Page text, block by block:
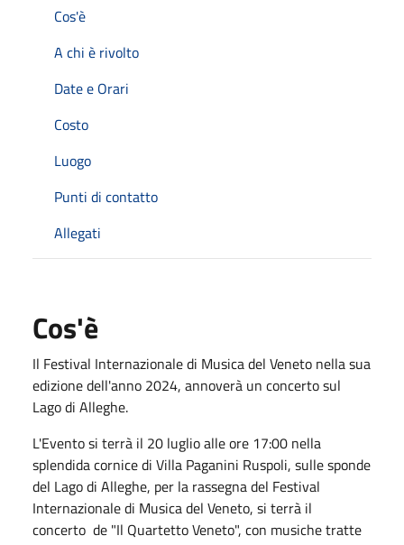
Cos'è
A chi è rivolto
Date e Orari
Costo
Luogo
Punti di contatto
Allegati
Cos'è
Il Festival Internazionale di Musica del Veneto nella sua
edizione dell'anno 2024, annoverà un concerto sul
Lago di Alleghe.
L'Evento si terrà il 20 luglio alle ore 17:00 nella
splendida cornice di Villa Paganini Ruspoli, sulle sponde
del Lago di Alleghe, per la rassegna del Festival
Internazionale di Musica del Veneto, si terrà il
concerto de "Il Quartetto Veneto", con musiche tratte